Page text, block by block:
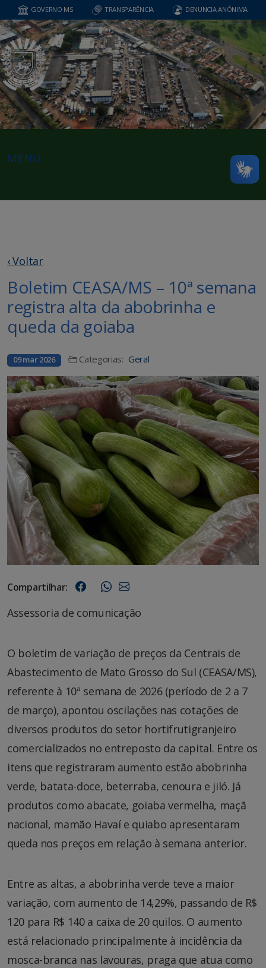
GOVERNO MS TRANSPARÊNCIA DENUNCIA ANÔNIMA
MENU
‹ Voltar
Boletim CEASA/MS – 10ª semana
registra alta da abobrinha e
queda da goiaba
09 mar 2026 Categorias: Geral
Compartilhar:
Assessoria de comunicação
O boletim de variação de preços da Centrais de
Abastecimento de Mato Grosso do Sul (CEASA/MS),
referente à 10ª semana de 2026 (período de 2 a 7
de março), apontou oscilações nas cotações de
diversos produtos do setor hortifrutigranjeiro
comercializados no entreposto da capital. Entre os
itens que registraram aumento estão abobrinha
verde, batata-doce, beterraba, cenoura e jiló. Já
produtos como abacate, goiaba vermelha, maçã
nacional, mamão Havaí e quiabo apresentaram
queda nos preços em relação à semana anterior.
Entre as altas, a abobrinha verde teve a maior
variação, com aumento de 14,29%, passando de R$
120 para R$ 140 a caixa de 20 quilos. O aumento
está relacionado principalmente à incidência da
mosca-branca nas lavouras, praga que atua como